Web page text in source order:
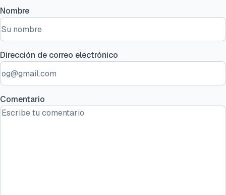
Nombre
Dirección de correo electrónico
Comentario